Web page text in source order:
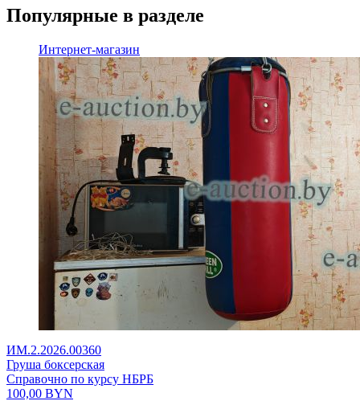
Популярные в разделе
Интернет-магазин
ИМ.2.2026.00360
Груша боксерская
Справочно по курсу НБРБ
100,00 BYN